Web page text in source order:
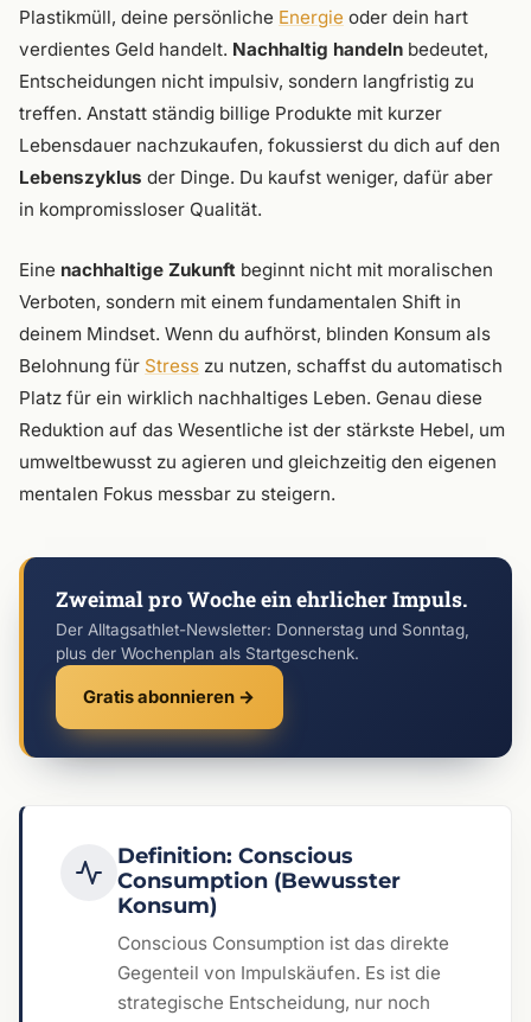
Plastikmüll, deine persönliche Energie oder dein hart
verdientes Geld handelt. Nachhaltig handeln bedeutet,
Entscheidungen nicht impulsiv, sondern langfristig zu
treffen. Anstatt ständig billige Produkte mit kurzer
Lebensdauer nachzukaufen, fokussierst du dich auf den
Lebenszyklus der Dinge. Du kaufst weniger, dafür aber
in kompromissloser Qualität.
Eine nachhaltige Zukunft beginnt nicht mit moralischen
Verboten, sondern mit einem fundamentalen Shift in
deinem Mindset. Wenn du aufhörst, blinden Konsum als
Belohnung für Stress zu nutzen, schaffst du automatisch
Platz für ein wirklich nachhaltiges Leben. Genau diese
Reduktion auf das Wesentliche ist der stärkste Hebel, um
umweltbewusst zu agieren und gleichzeitig den eigenen
mentalen Fokus messbar zu steigern.
Zweimal pro Woche ein ehrlicher Impuls.
Der Alltagsathlet-Newsletter: Donnerstag und Sonntag,
plus der Wochenplan als Startgeschenk.
Gratis abonnieren →
Definition: Conscious
Consumption (Bewusster
Konsum)
Conscious Consumption ist das direkte
Gegenteil von Impulskäufen. Es ist die
strategische Entscheidung, nur noch